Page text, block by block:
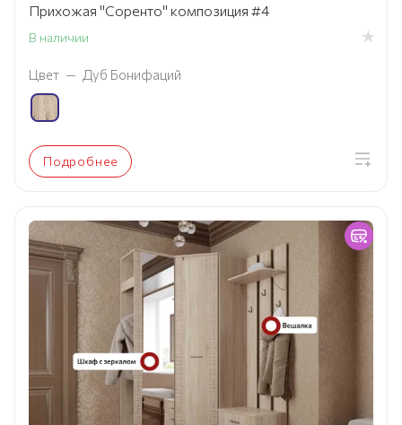
Прихожая "Соренто" композиция #4
В наличии
Цвет — Дуб Бонифаций
Подробнее